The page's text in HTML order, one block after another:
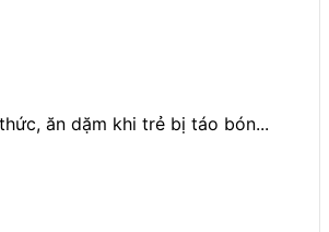
ăn dặm khi trẻ bị táo bón...